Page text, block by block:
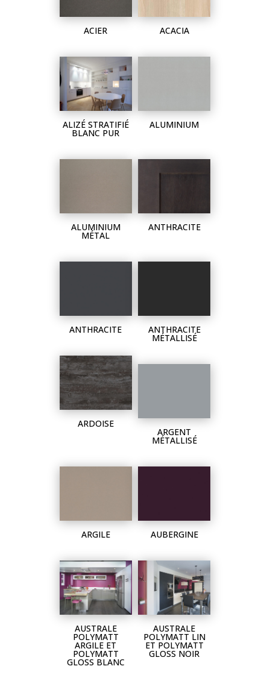
ACIER ACACIA
ALIZÉ STRATIFIÉ
BLANC PUR
ALUMINIUM
ALUMINIUM
MÉTAL
ANTHRACITE
ANTHRACITE ANTHRACITE
MÉTALLISÉ
ARDOISE
ARGENT
MÉTALLISÉ
ARGILE AUBERGINE
AUSTRALE
POLYMATT
ARGILE ET
POLYMATT
GLOSS BLANC
AUSTRALE
POLYMATT LIN
ET POLYMATT
GLOSS NOIR